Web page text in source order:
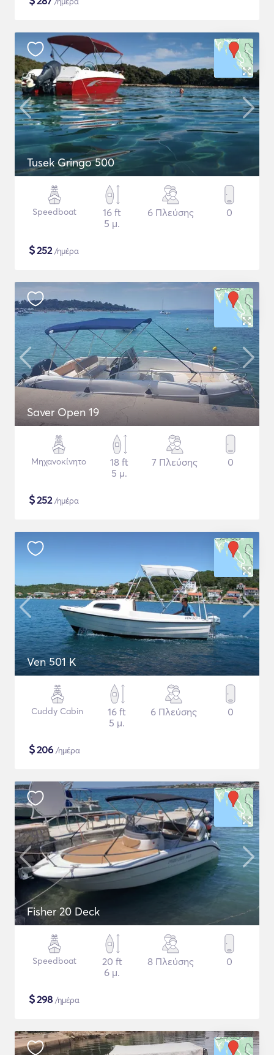
Tusek Gringo 500
Speedboat
16 ft
5 μ.
6 Πλεύσης 0
$252/ημέρα
Saver Open 19
Μηχανοκίνητο
18 ft
5 μ.
7 Πλεύσης 0
$252/ημέρα
Ven 501 K
Cuddy Cabin
16 ft
5 μ.
6 Πλεύσης 0
$206 /ημέρα
Fisher 20 Deck
Speedboat
20 ft
6 μ.
8 Πλεύσης 0
$298 /ημέρα